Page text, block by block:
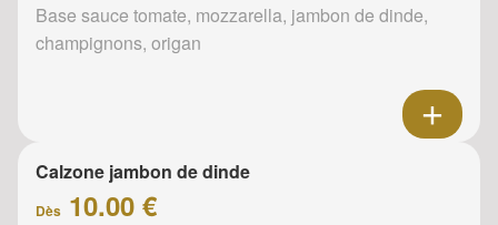
Base sauce tomate, mozzarella, jambon de dinde,
champignons, origan
Calzone jambon de dinde
Dès 10.00 €